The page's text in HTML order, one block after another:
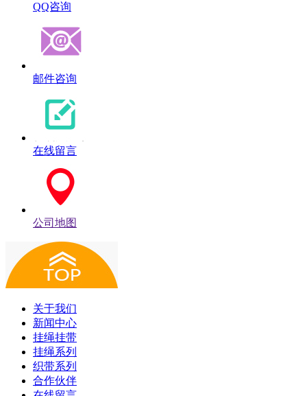
QQ咨询
邮件咨询
在线留言
公司地图
关于我们
新闻中心
挂绳挂带
挂绳系列
织带系列
合作伙伴